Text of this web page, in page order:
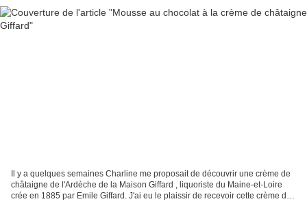
Il y a quelques semaines Charline me proposait de découvrir une crème de
châtaigne de l'Ardèche de la Maison Giffard , liquoriste du Maine-et-Loire
crée en 1885 par Emile Giffard. J'ai eu le plaissir de recevoir cette crème de